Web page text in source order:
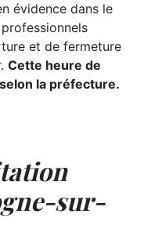
évidence dans le
et de fermeture
Cette heure de
la préfecture.
sur-